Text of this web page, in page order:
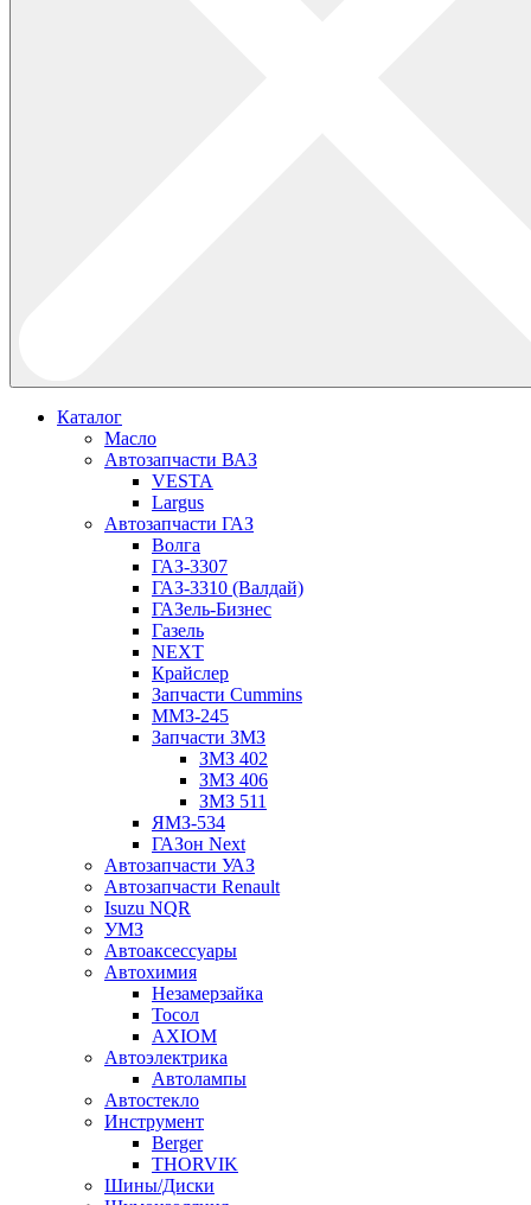
Каталог
Масло
Автозапчасти ВАЗ
VESTA
Largus
Автозапчасти ГАЗ
Волга
ГАЗ-3307
ГАЗ-3310 (Валдай)
ГАЗель-Бизнес
Газель
NEXT
Крайслер
Запчасти Cummins
ММЗ-245
Запчасти ЗМЗ
ЗМЗ 402
ЗМЗ 406
ЗМЗ 511
ЯМЗ-534
ГАЗон Next
Автозапчасти УАЗ
Автозапчасти Renault
Isuzu NQR
УМЗ
Автоаксессуары
Автохимия
Незамерзайка
Тосол
AXIOM
Автоэлектрика
Автолампы
Автостекло
Инструмент
Berger
THORVIK
Шины/Диски